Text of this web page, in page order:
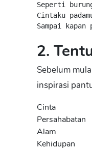
Seperti
Cintaku
Sampai
2.
Sebelum
inspirasi
Cinta
Persahabatan
Alam
Kehidupan